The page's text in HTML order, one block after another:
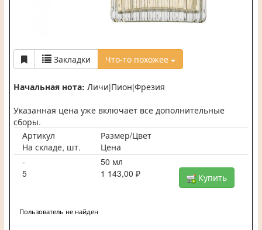
Закладки Что-то похожее
Начальная нота: Личи|Пион|Фрезия
Указанная цена уже включает все дополнительные
сборы.
Артикул
Размер/Цвет
На складе, шт.
Цена
-
50 мл
5
1 143,00 ₽ Купить
Пользователь не найден